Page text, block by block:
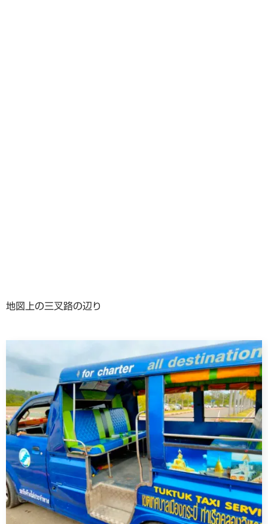
地図上の三叉路の辺り